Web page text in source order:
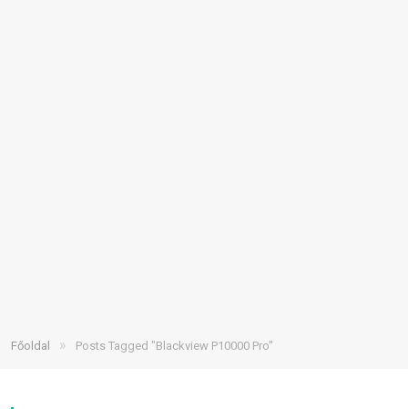
Főoldal » Posts Tagged "Blackview P10000 Pro"